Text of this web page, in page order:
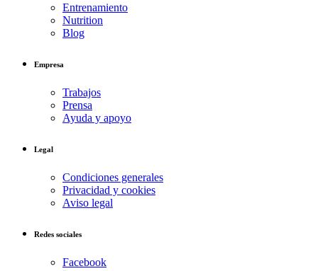
Entrenamiento
Nutrition
Blog
Empresa
Trabajos
Prensa
Ayuda y apoyo
Legal
Condiciones generales
Privacidad y cookies
Aviso legal
Redes sociales
Facebook